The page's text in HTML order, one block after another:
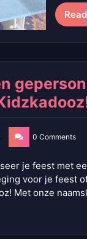
0 Comments
je feest met
voor je feest
Met onze